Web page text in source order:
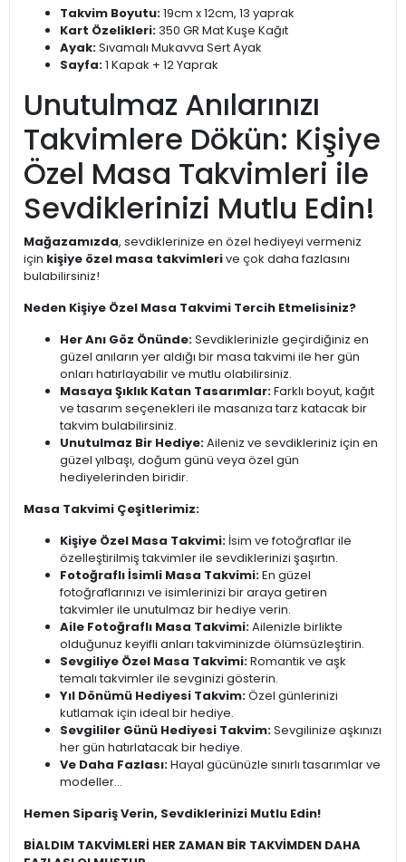
Takvim Boyutu:19cm x 12cm, 13 yaprak
Kart Özelikleri:350 GR Mat Kuşe Kağıt
Ayak:Sıvamalı Mukavva Sert Ayak
Sayfa:1 Kapak + 12 Yaprak
Unutulmaz Anılarınızı
Takvimlere Dökün: Kişiye
Özel Masa Takvimleri ile
Sevdiklerinizi Mutlu Edin!
Mağazamızda, sevdiklerinize en özel hediyeyi vermeniz
için kişiye özel masa takvimlerive çok daha fazlasını
bulabilirsiniz!
Neden Kişiye Özel Masa Takvimi Tercih Etmelisiniz?
Her Anı Göz Önünde:Sevdiklerinizle geçirdiğiniz en
güzel anıların yer aldığı bir masa takvimi ile her gün
onları hatırlayabilir ve mutlu olabilirsiniz.
Masaya Şıklık Katan Tasarımlar:Farklı boyut, kağıt
ve tasarım seçenekleri ile masanıza tarz katacak bir
takvim bulabilirsiniz.
Unutulmaz Bir Hediye:Aileniz ve sevdikleriniz için en
güzel yılbaşı, doğum günü veya özel gün
hediyelerinden biridir.
Masa Takvimi Çeşitlerimiz:
Kişiye Özel Masa Takvimi: İsim ve fotoğraflar ile
özelleştirilmiş takvimler ile sevdiklerinizi şaşırtın.
Fotoğraflı İsimli Masa Takvimi:En güzel
fotoğraflarınızı ve isimlerinizi bir araya getiren
takvimler ile unutulmaz bir hediye verin.
Aile Fotoğraflı Masa Takvimi:Ailenizle birlikte
olduğunuz keyifli anları takviminizde ölümsüzleştirin.
Sevgiliye Özel Masa Takvimi:Romantik ve aşk
temalı takvimler ile sevginizi gösterin.
Yıl Dönümü Hediyesi Takvim:Özel günlerinizi
kutlamak için ideal bir hediye.
Sevgililer Günü Hediyesi Takvim:Sevgilinize aşkınızı
her gün hatırlatacak bir hediye.
Ve Daha Fazlası:Hayal gücünüzle sınırlı tasarımlar ve
modeller...
Hemen Sipariş Verin, Sevdiklerinizi Mutlu Edin!
BİALDIM TAKVİMLERİ HER ZAMAN BİR TAKVİMDEN DAHA